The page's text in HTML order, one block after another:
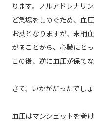
ります。ノルアドレナリ
ど急場をしのぐため、血
お薬となりますが、末梢
がることから、心臓にと
この後、逆に血圧が保て
さて、いかがだったでし
血圧はマンシェットを巻